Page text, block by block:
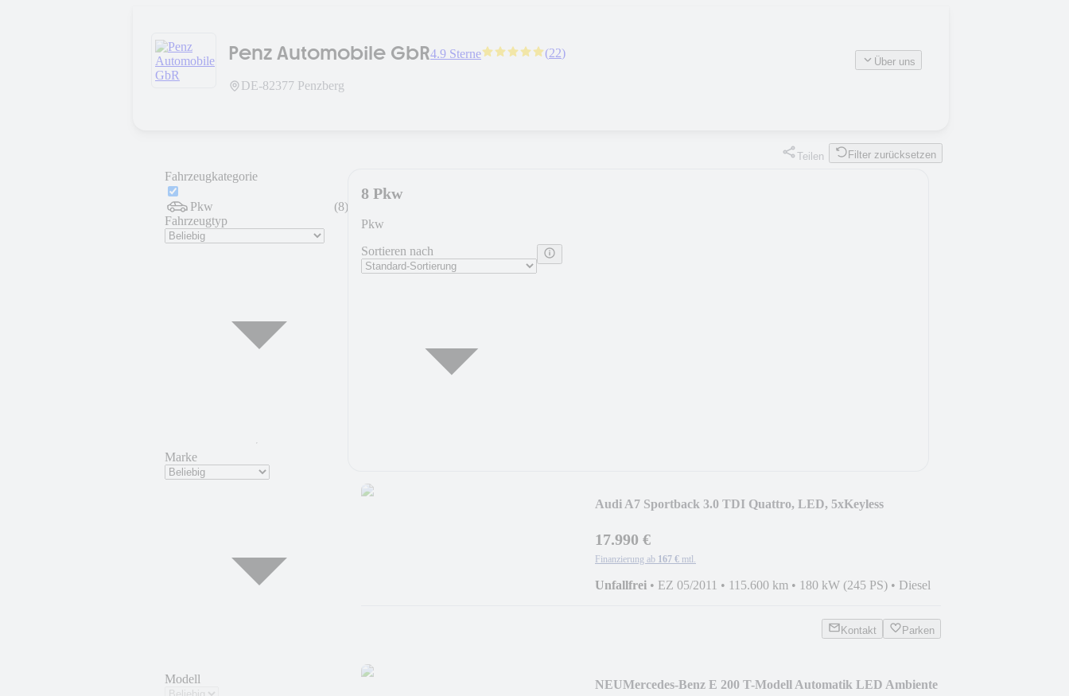
Penz Automobile GbR4.9 Sterne (22)
DE-82377 Penzberg
Über uns
Teilen Filter zurücksetzen
Fahrzeugkategorie
Pkw (8)
Fahrzeugtyp
Marke
Modell
8 Pkw
Pkw
Sortieren nach
Audi A7 Sportback 3.0 TDI Quattro, LED, 5xKeyless
17.990 €
Finanzierung ab 167 € mtl.
Unfallfrei • EZ 05/2011 • 115.600 km • 180 kW (245 PS) • Diesel
Kontakt Parken
NEUMercedes-Benz E 200 T-Modell Automatik LED Ambiente